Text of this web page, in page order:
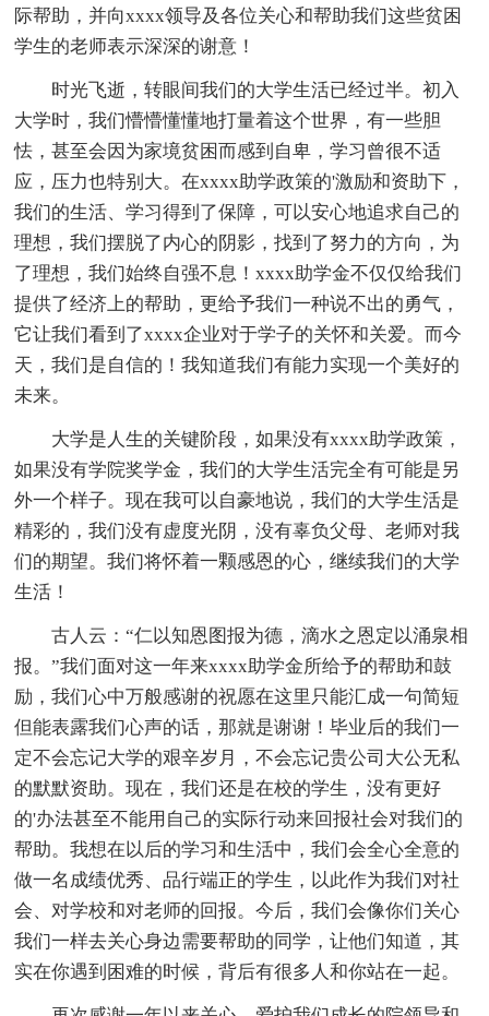
际帮助，并向xxxx领导及各位关心和帮助我们这些贫困
学生的老师表示深深的谢意！
时光飞逝，转眼间我们的大学生活已经过半。初入
大学时，我们懵懵懂懂地打量着这个世界，有一些胆
怯，甚至会因为家境贫困而感到自卑，学习曾很不适
应，压力也特别大。在xxxx助学政策的'激励和资助下，
我们的生活、学习得到了保障，可以安心地追求自己的
理想，我们摆脱了内心的阴影，找到了努力的方向，为
了理想，我们始终自强不息！xxxx助学金不仅仅给我们
提供了经济上的帮助，更给予我们一种说不出的勇气，
它让我们看到了xxxx企业对于学子的关怀和关爱。而今
天，我们是自信的！我知道我们有能力实现一个美好的
未来。
大学是人生的关键阶段，如果没有xxxx助学政策，
如果没有学院奖学金，我们的大学生活完全有可能是另
外一个样子。现在我可以自豪地说，我们的大学生活是
精彩的，我们没有虚度光阴，没有辜负父母、老师对我
们的期望。我们将怀着一颗感恩的心，继续我们的大学
生活！
古人云：“仁以知恩图报为德，滴水之恩定以涌泉相
报。”我们面对这一年来xxxx助学金所给予的帮助和鼓
励，我们心中万般感谢的祝愿在这里只能汇成一句简短
但能表露我们心声的话，那就是谢谢！毕业后的我们一
定不会忘记大学的艰辛岁月，不会忘记贵公司大公无私
的默默资助。现在，我们还是在校的学生，没有更好
的'办法甚至不能用自己的实际行动来回报社会对我们的
帮助。我想在以后的学习和生活中，我们会全心全意的
做一名成绩优秀、品行端正的学生，以此作为我们对社
会、对学校和对老师的回报。今后，我们会像你们关心
我们一样去关心身边需要帮助的同学，让他们知道，其
实在你遇到困难的时候，背后有很多人和你站在一起。